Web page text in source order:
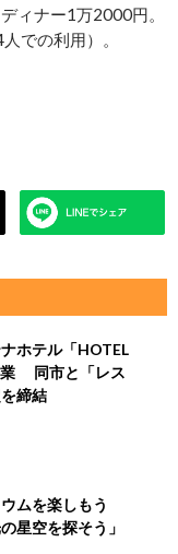
ィナー1万2000円。
での利用）。
ホテル「HOTEL
業 同市と「レス
締結
ウムを楽しもう
星空を探そう」